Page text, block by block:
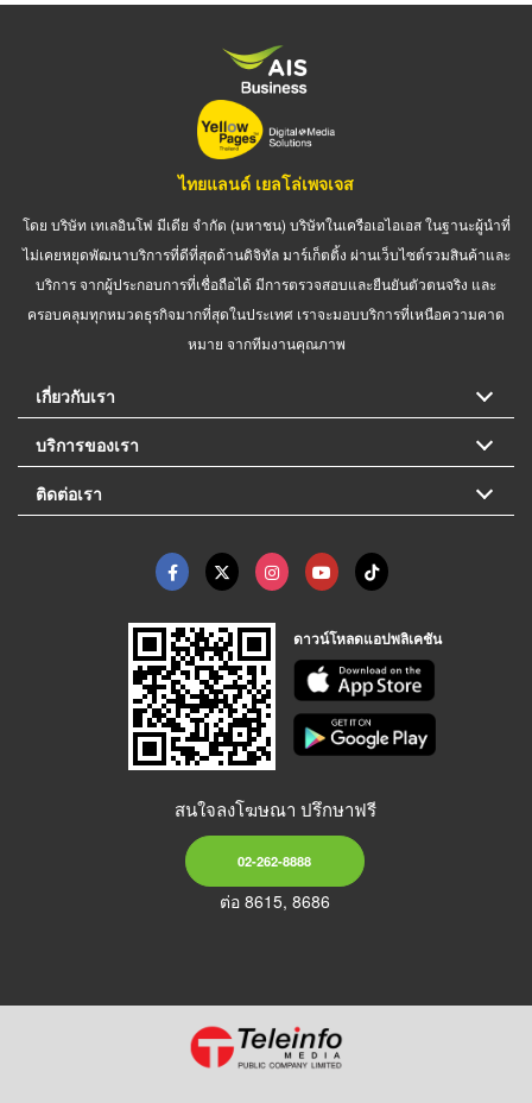
ไทยแลนด์ เยลโล่เพจเจส
โดย บริษัท เทเลอินโฟ มีเดีย จำกัด (มหาชน) บริษัทในเครือเอไอเอส ในฐานะผู้นำที่
ไม่เคยหยุดพัฒนาบริการที่ดีที่สุดด้านดิจิทัล มาร์เก็ตติ้ง ผ่านเว็บไซต์รวมสินค้าและ
บริการ จากผู้ประกอบการที่เชื่อถือได้ มีการตรวจสอบและยืนยันตัวตนจริง และ
ครอบคลุมทุกหมวดธุรกิจมากที่สุดในประเทศ เราจะมอบบริการที่เหนือความคาด
หมาย จากทีมงานคุณภาพ
เกี่ยวกับเรา
บริการของเรา
ติดต่อเรา
ดาวน์โหลดแอปพลิเคชัน
สนใจลงโฆษณา ปรึกษาฟรี
02-262-8888
ต่อ 8615, 8686